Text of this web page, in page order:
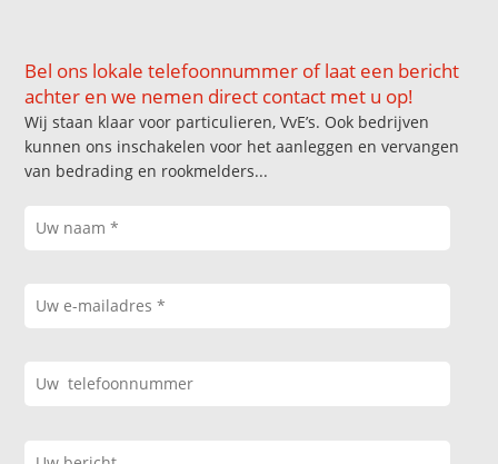
Bel ons lokale telefoonnummer of laat een bericht
achter en we nemen direct contact met u op!
Wij staan klaar voor particulieren, VvE’s. Ook bedrijven
kunnen ons inschakelen voor het aanleggen en vervangen
van bedrading en rookmelders...